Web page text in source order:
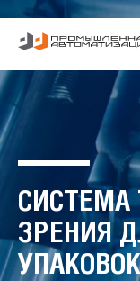
СИСТЕМА
ЗРЕНИЯ
УПАКОВОК